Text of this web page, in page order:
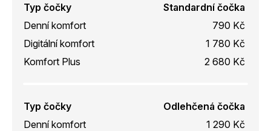
Typ čočky
Standardní čočka
Denní komfort
790 Kč
Digitální komfort
1 780 Kč
Komfort Plus
2 680 Kč
Typ čočky
Odlehčená čočka
Denní komfort
1 290 Kč